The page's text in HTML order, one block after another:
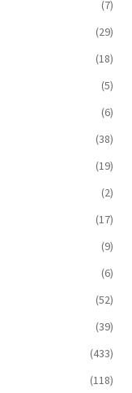
(7)
(29)
(18)
(5)
(6)
(38)
(19)
(2)
(17)
(9)
(6)
(52)
(39)
(433)
(118)